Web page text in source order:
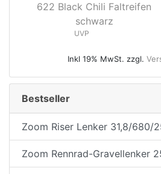
622 Black Chili Faltreifen
schwarz
UVP
Inkl 19% MwSt. zzgl.
Bestseller
Zoom Riser Lenker 31,8/680/
Zoom Rennrad-Gravellenker